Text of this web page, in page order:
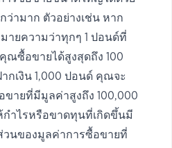
ว่ามาก ตัวอย่างเช่น หาก
มายความว่าทุกๆ 1 ปอนด์ที่
ณซื้อขายได้สูงสุดถึง 100
เงิน 1,000 ปอนด์ คุณจะ
ายที่มีมูลค่าสูงถึง 100,000
กำไรหรือขาดทุนที่เกิดขึ้นมี
นของมูลค่าการซื้อขายที่